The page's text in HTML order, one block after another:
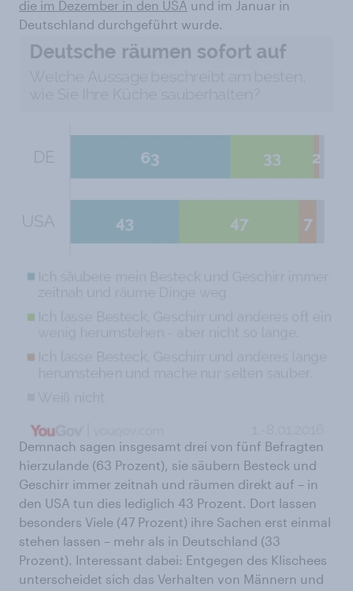
die im Dezember in den USA und im Januar in
Deutschland durchgeführt wurde.
Demnach sagen insgesamt drei von fünf Befragten
hierzulande (63 Prozent), sie säubern Besteck und
Geschirr immer zeitnah und räumen direkt auf – in
den USA tun dies lediglich 43 Prozent. Dort lassen
besonders Viele (47 Prozent) ihre Sachen erst einmal
stehen lassen – mehr als in Deutschland (33
Prozent). Interessant dabei: Entgegen des Klischees
unterscheidet sich das Verhalten von Männern und